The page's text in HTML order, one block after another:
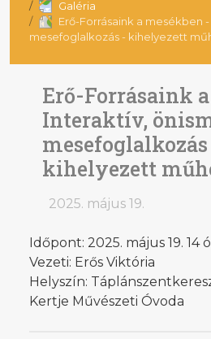
Galéria
Erő-Forrásaink a mesékben
mesefoglalkozás - kihelyezett
Erő-Forrásaink
Interaktív,
kihelyezett
2025. május 19.
Időpont: 2025. május 19. 14
Vezeti: Erős Viktória
Helyszín:
Kertje Művészeti Óvoda